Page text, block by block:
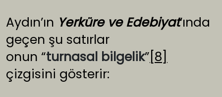
Aydın’ın Yerküre ve Edebiyat’ında
geçen şu satırlar
onun “turnasal bilgelik” [8]
çizgisini gösterir: